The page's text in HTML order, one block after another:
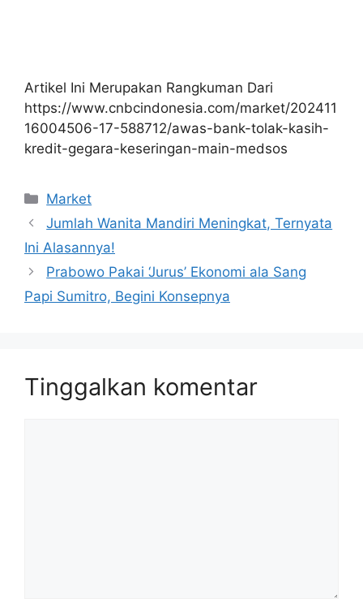
Artikel Ini Merupakan Rangkuman Dari
https://www.cnbcindonesia.com/market/202411
16004506-17-588712/awas-bank-tolak-kasih-
kredit-gegara-keseringan-main-medsos
Kategori
Market
Jumlah Wanita Mandiri Meningkat, Ternyata
Ini Alasannya!
Prabowo Pakai ‘Jurus’ Ekonomi ala Sang
Papi Sumitro, Begini Konsepnya
Tinggalkan komentar